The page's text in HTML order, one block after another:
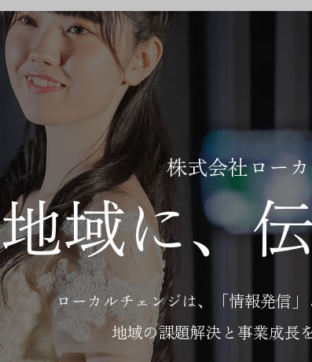
地域に、
ローカルチェンジは、「情報発信」
地域の課題解決と事業成長
株式会社ロー